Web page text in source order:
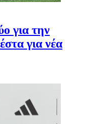
για την
για νέα